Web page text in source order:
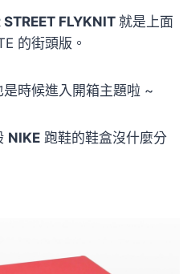
STREET FLYKNIT 就是上面
的街頭版。
時候進入開箱主題啦 ~
NIKE 跑鞋的鞋盒沒什麼分